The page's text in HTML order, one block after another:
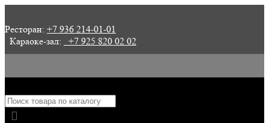
Ресторан: +7 936 214-01-01
Караоке-зал:
+7 925 820 02 02
О ресторане